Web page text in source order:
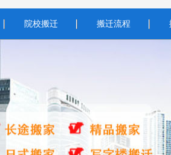
院校搬迁 搬迁流程